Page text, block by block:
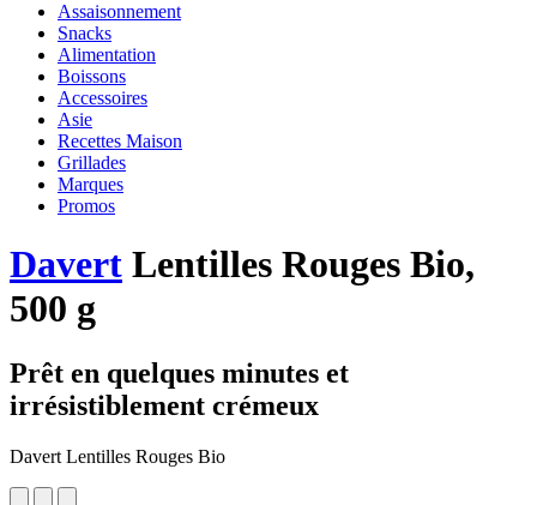
Assaisonnement
Snacks
Alimentation
Boissons
Accessoires
Asie
Recettes Maison
Grillades
Marques
Promos
Davert Lentilles Rouges Bio,
500 g
Prêt en quelques minutes et
irrésistiblement crémeux
Davert Lentilles Rouges Bio